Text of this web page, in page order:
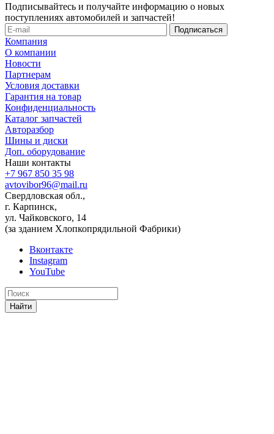
Подписывайтесь и получайте информацию о новых
поступлениях автомобилей и запчастей!
Компания
О компании
Новости
Партнерам
Условия доставки
Гарантия на товар
Конфиденциальность
Каталог запчастей
Авторазбор
Шины и диски
Доп. оборудование
Наши контакты
+7 967 850 35 98
avtovibor96@mail.ru
Свердловская обл.,
г. Карпинск,
ул. Чайковского, 14
(за зданием Хлопкопрядильной Фабрики)
Вконтакте
Instagram
YouTube
Найти